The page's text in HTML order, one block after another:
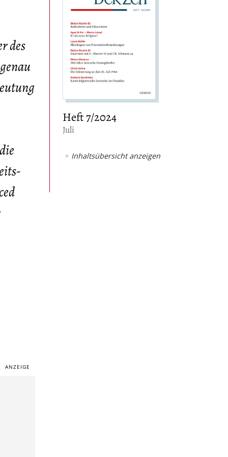
des
Heft 7/2024
:
Juli
Inhaltsübersicht anzeigen